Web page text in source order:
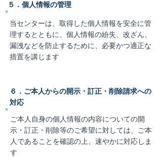
​５．個人情報の管理
当センターは、取得した個人情報を安全に管
理するとともに、個人情報の紛失、改ざん、
漏洩などを防止するために、必要かつ適正な
措置を講じます
６．ご本人からの開示・訂正・削除請求への
対応
ご本人自身の個人情報の内容についての開
示・訂正・削除等のご希望に対しては、ご本
人であることを確認の上、速やかに対応しま
す